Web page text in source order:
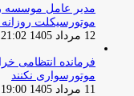
مدیر عامل موسسه
موتورسیکلت
12 مرداد 1405 21:02
فرمانده انتظامی
موتورسواری نکنند
11 مرداد 1405 19:00